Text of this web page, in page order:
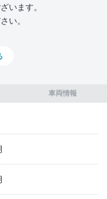
車両情報
います。
い。